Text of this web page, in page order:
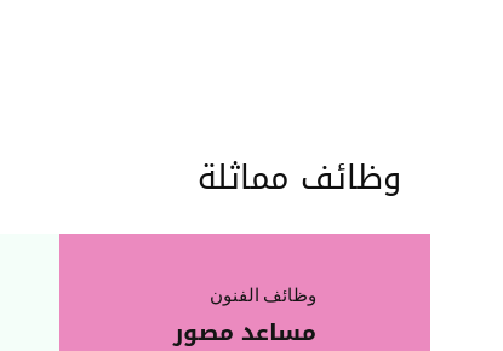
وظائف مماثلة
وظائف الفنون
مساعد مصور